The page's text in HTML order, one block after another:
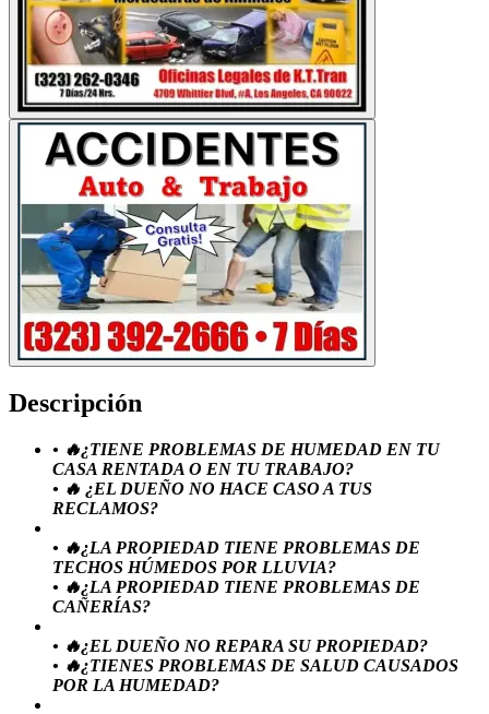
Descripción
• 🔥¿TIENE PROBLEMAS DE HUMEDAD EN TU
CASA RENTADA O EN TU TRABAJO?
• 🔥 ¿EL DUEÑO NO HACE CASO A TUS
RECLAMOS?
• 🔥¿LA PROPIEDAD TIENE PROBLEMAS DE
TECHOS HÚMEDOS POR LLUVIA?
• 🔥¿LA PROPIEDAD TIENE PROBLEMAS DE
CAÑERÍAS?
• 🔥¿EL DUEÑO NO REPARA SU PROPIEDAD?
• 🔥¿TIENES PROBLEMAS DE SALUD CAUSADOS
POR LA HUMEDAD?